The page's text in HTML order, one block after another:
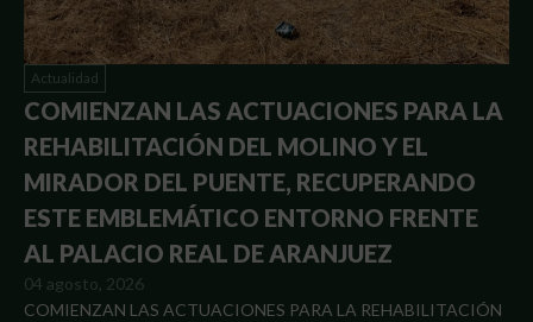
Actualidad
COMIENZAN LAS ACTUACIONES PARA LA
REHABILITACIÓN DEL MOLINO Y EL
MIRADOR DEL PUENTE, RECUPERANDO
ESTE EMBLEMÁTICO ENTORNO FRENTE
AL PALACIO REAL DE ARANJUEZ
04 agosto, 2026
COMIENZAN LAS ACTUACIONES PARA LA REHABILITACIÓN